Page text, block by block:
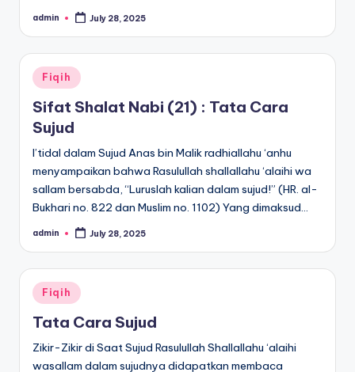
Posted
admin July 28, 2025
Posted
in
Fiqih
Sifat Shalat Nabi (21) : Tata Cara
Sujud
I’tidal dalam Sujud Anas bin Malik radhiallahu ‘anhu
menyampaikan bahwa Rasulullah shallallahu ‘alaihi wa
sallam bersabda, “Luruslah kalian dalam sujud!” (HR. al-
Bukhari no. 822 dan Muslim no. 1102) Yang dimaksud…
Posted
admin July 28, 2025
Posted
in
Fiqih
Tata Cara Sujud
Zikir-Zikir di Saat Sujud Rasulullah Shallallahu ‘alaihi
wasallam dalam sujudnya didapatkan membaca